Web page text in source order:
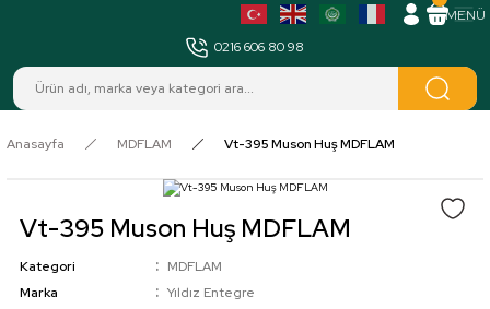
0216 606 80 98
Anasayfa MDFLAM Vt-395 Muson Huş MDFLAM
Vt-395 Muson Huş MDFLAM
Kategori
MDFLAM
Marka
Yıldız Entegre